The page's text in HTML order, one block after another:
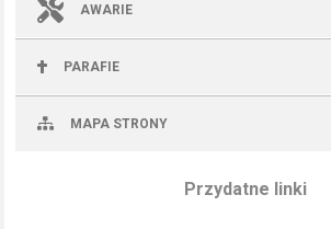
AWARIE
PARAFIE
MAPA STRONY
Przydatne linki